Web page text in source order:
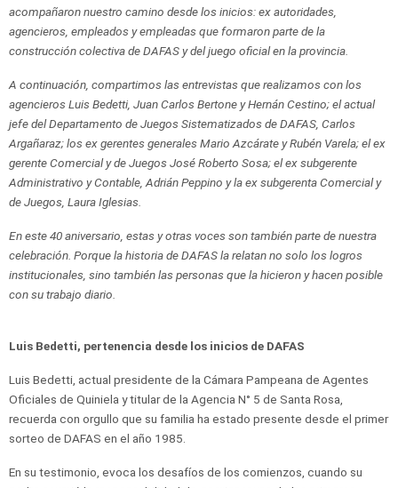
acompañaron nuestro camino desde los inicios: ex autoridades,
agencieros, empleados y empleadas que formaron parte de la
construcción colectiva de DAFAS y del juego oficial en la provincia.
A continuación, compartimos las entrevistas que realizamos con los
agencieros Luis Bedetti, Juan Carlos Bertone y Hernán Cestino; el actual
jefe del Departamento de Juegos Sistematizados de DAFAS, Carlos
Argañaraz; los ex gerentes generales Mario Azcárate y Rubén Varela; el ex
gerente Comercial y de Juegos José Roberto Sosa; el ex subgerente
Administrativo y Contable, Adrián Peppino y la ex subgerenta Comercial y
de Juegos, Laura Iglesias.
En este 40 aniversario, estas y otras voces son también parte de nuestra
celebración. Porque la historia de DAFAS la relatan no solo los logros
institucionales, sino también las personas que la hicieron y hacen posible
con su trabajo diario.
Luis Bedetti, pertenencia desde los inicios de DAFAS
Luis Bedetti, actual presidente de la Cámara Pampeana de Agentes
Oficiales de Quiniela y titular de la Agencia N° 5 de Santa Rosa,
recuerda con orgullo que su familia ha estado presente desde el primer
sorteo de DAFAS en el año 1985.
En su testimonio, evoca los desafíos de los comienzos, cuando su